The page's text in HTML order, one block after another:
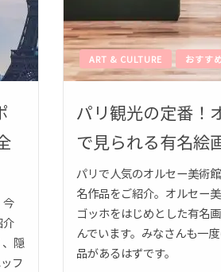
今
介
隠
フ
ART & CULTURE おすす
パリ観光の定番！
で見られる有名絵
パリで人気のオルセー美術
名作品をご紹介。オルセー
ゴッホをはじめとした有名
んでいます。みなさんも一
品があるはずです。